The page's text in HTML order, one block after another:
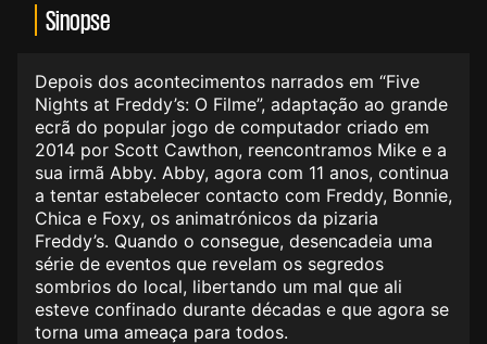
Sinopse
Depois dos acontecimentos narrados em “Five
Nights at Freddy’s: O Filme”, adaptação ao grande
ecrã do popular jogo de computador criado em
2014 por Scott Cawthon, reencontramos Mike e a
sua irmã Abby. Abby, agora com 11 anos, continua
a tentar estabelecer contacto com Freddy, Bonnie,
Chica e Foxy, os animatrónicos da pizaria
Freddy’s. Quando o consegue, desencadeia uma
série de eventos que revelam os segredos
sombrios do local, libertando um mal que ali
esteve confinado durante décadas e que agora se
torna uma ameaça para todos.